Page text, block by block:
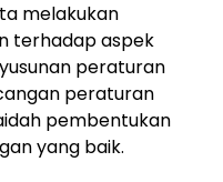
melakukan
terhadap aspek
peraturan
peraturan
pembentukan
yang baik.